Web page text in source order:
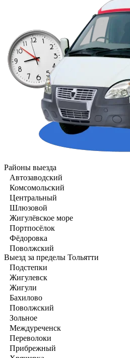
Районы выезда
Автозаводский
Комсомольский
Центральный
Шлюзовой
Жигулёвское море
Портпосёлок
Фёдоровка
Поволжский
Выезд за пределы Тольятти
Подстепки
Жигулевск
Жигули
Бахилово
Поволжский
Зольное
Междуреченск
Переволоки
Прибрежный